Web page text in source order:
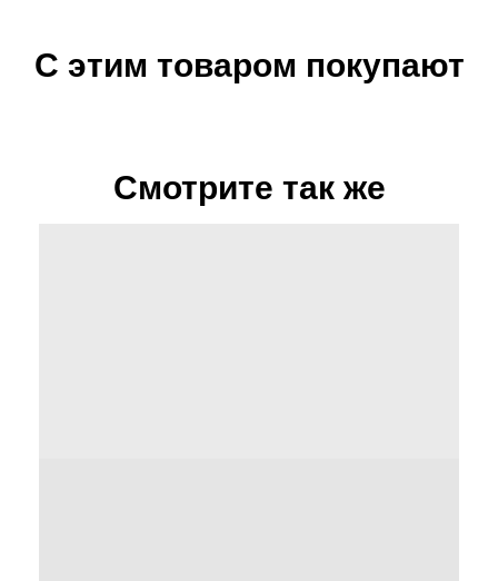
С этим товаром покупают
Смотрите так же